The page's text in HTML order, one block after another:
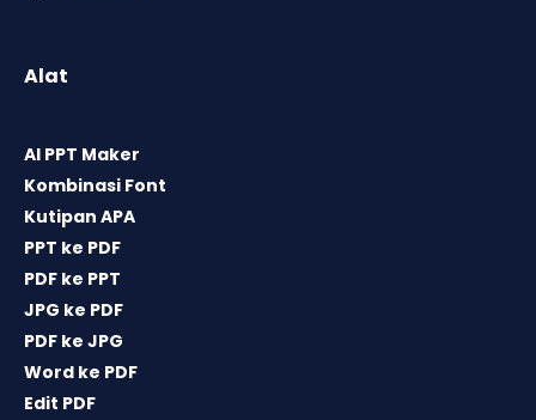
Alat
AI PPT Maker
Kombinasi Font
Kutipan APA
PPT ke PDF
PDF ke PPT
JPG ke PDF
PDF ke JPG
Word ke PDF
Edit PDF